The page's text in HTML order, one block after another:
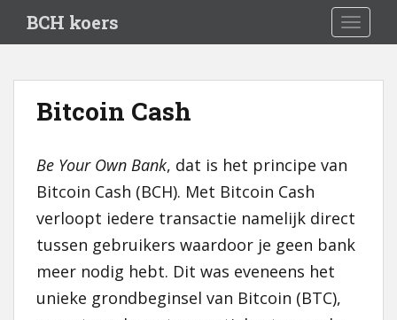
i
BCH koers
Bitcoin Cash
Be Your Own Bank, dat is het principe van
Bitcoin Cash (BCH). Met Bitcoin Cash
verloopt iedere transactie namelijk direct
tussen gebruikers waardoor je geen bank
meer nodig hebt. Dit was eveneens het
unieke grondbeginsel van Bitcoin (BTC),